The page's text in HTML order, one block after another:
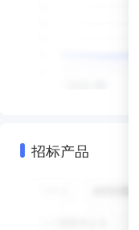
招标产品